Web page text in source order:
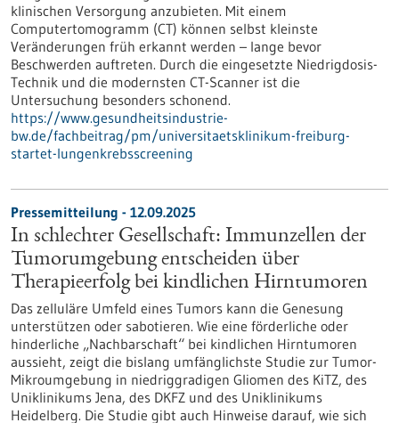
klinischen Versorgung anzubieten. Mit einem
Computertomogramm (CT) können selbst kleinste
Veränderungen früh erkannt werden – lange bevor
Beschwerden auftreten. Durch die eingesetzte Niedrigdosis-
Technik und die modernsten CT-Scanner ist die
Untersuchung besonders schonend.
https://www.gesundheitsindustrie-
bw.de/fachbeitrag/pm/universitaetsklinikum-freiburg-
startet-lungenkrebsscreening
Pressemitteilung - 12.09.2025
In schlechter Gesellschaft: Immunzellen der
Tumorumgebung entscheiden über
Therapieerfolg bei kindlichen Hirntumoren
Das zelluläre Umfeld eines Tumors kann die Genesung
unterstützen oder sabotieren. Wie eine förderliche oder
hinderliche „Nachbarschaft“ bei kindlichen Hirntumoren
aussieht, zeigt die bislang umfänglichste Studie zur Tumor-
Mikroumgebung in niedriggradigen Gliomen des KiTZ, des
Uniklinikums Jena, des DKFZ und des Uniklinikums
Heidelberg. Die Studie gibt auch Hinweise darauf, wie sich